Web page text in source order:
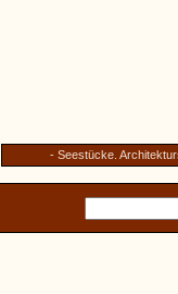
- Seestücke.